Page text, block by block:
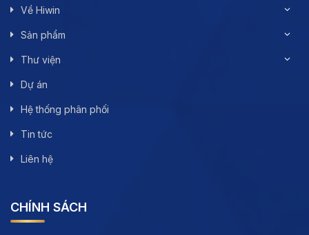
Về Hiwin
Sản phẩm
Thư viện
Dự án
Hệ thống phân phối
Tin tức
Liên hệ
CHÍNH SÁCH